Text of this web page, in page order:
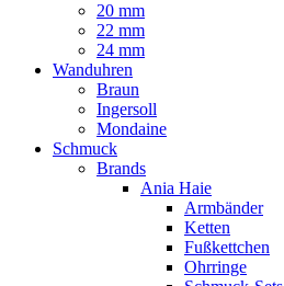
20 mm
22 mm
24 mm
Wanduhren
Braun
Ingersoll
Mondaine
Schmuck
Brands
Ania Haie
Armbänder
Ketten
Fußkettchen
Ohrringe